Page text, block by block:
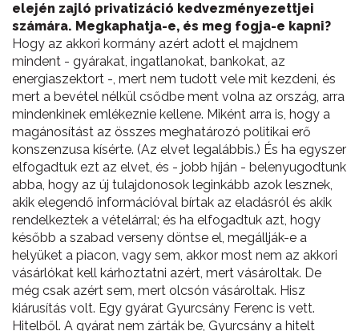
elején zajló privatizáció kedvezményezettjei
számára. Megkaphatja-e, és meg fogja-e kapni?
Hogy az akkori kormány azért adott el majdnem
mindent - gyárakat, ingatlanokat, bankokat, az
energiaszektort -, mert nem tudott vele mit kezdeni, és
mert a bevétel nélkül csődbe ment volna az ország, arra
mindenkinek emlékeznie kellene. Miként arra is, hogy a
magánosítást az összes meghatározó politikai erő
konszenzusa kísérte. (Az elvet legalábbis.) És ha egyszer
elfogadtuk ezt az elvet, és - jobb híján - belenyugodtunk
abba, hogy az új tulajdonosok leginkább azok lesznek,
akik elegendő információval bírtak az eladásról és akik
rendelkeztek a vételárral; és ha elfogadtuk azt, hogy
később a szabad verseny döntse el, megállják-e a
helyüket a piacon, vagy sem, akkor most nem az akkori
vásárlókat kell kárhoztatni azért, mert vásároltak. De
még csak azért sem, mert olcsón vásároltak. Hisz
kiárusítás volt. Egy gyárat Gyurcsány Ferenc is vett.
Hitelből. A gyárat nem zárták be, Gyurcsány a hitelt